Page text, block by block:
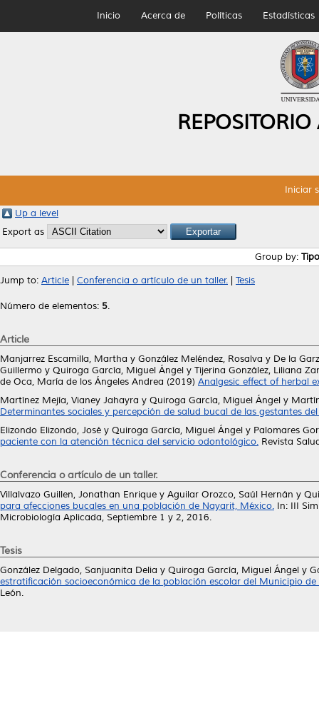
Inicio Acerca de Políticas Estadísticas
Iniciar
Up a level
Export as
Group by:
Jump to: Article Conferencia o artículo de un taller. Tesis
Número de elementos: 5.
Article
Manjarrez Escamilla, Martha y González Meléndez, Rosalva y De la
Guillermo y Quiroga García, Miguel Ángel y Tijerina González, Liliana
de Oca, María de los Ángeles Andrea (2019) Analgesic effect of herbal
Martínez Mejía, Vianey Jahayra y Quiroga García, Miguel Ángel y
Determinantes sociales y percepción de salud bucal de las gestantes
Elizondo Elizondo, José y Quiroga García, Miguel Ángel y Palomares
paciente con la atención técnica del servicio odontológico. Revista
Conferencia o artículo de un taller.
Villalvazo Guillen, Jonathan Enrique y Aguilar Orozco, Saúl Hernán y
para afecciones bucales en una población de Nayarit, México. In: III
Microbiología Aplicada, Septiembre 1 y 2, 2016.
Tesis
González Delgado, Sanjuanita Delia y Quiroga García, Miguel Ángel y
estratificación socioeconómica de la población escolar del Municipio de
León.